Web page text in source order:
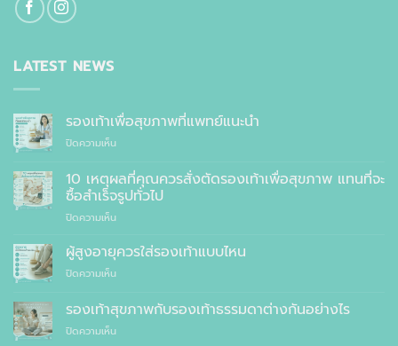
LATEST NEWS
รองเท้าเพื่อสุขภาพที่แพทย์แนะนำ
ปิดความเห็นบน
เพื่อ
สุขภาพ
ที่
แพทย์
10 เหตุผลที่คุณควรสั่งตัดรองเท้าเพื่อสุขภาพ แทนที่จะ
ซื้อสำเร็จรูปทั่วไป
ปิดความเห็นบน
เหตุผล
คุณ
สั่ง
ตัด
รองเท้า
ผู้สูงอายุควรใส่รองเท้าแบบไหน
ปิดความเห็นบน
สูง
อายุ
ควร
รองเท้าสุขภาพกับรองเท้าธรรมดาต่างกันอย่างไร
ปิดความเห็นบน